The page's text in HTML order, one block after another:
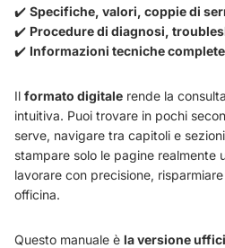
✔️ Specifiche, valori, coppie di
✔️ Procedure di diagnosi,
✔️ Informazioni tecniche
Il formato digitale rende la
intuitiva. Puoi trovare in pochi
serve, navigare tra capitoli e
stampare solo le pagine realmente
lavorare con precisione,
officina.
Questo manuale è la versione